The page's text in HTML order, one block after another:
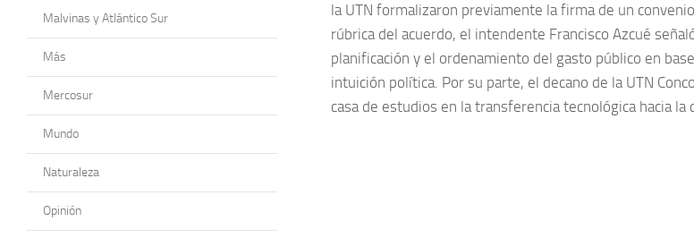
la UTN formalizaron previamente la firma de un
rúbrica del acuerdo, el intendente Francisco Azcué
planificación y el ordenamiento del gasto público en
intuición política. Por su parte, el decano de la UTN
casa de estudios en la transferencia tecnológica hacia la
Malvinas y Atlántico Sur
Más
Mercosur
Mundo
Naturaleza
Opinión